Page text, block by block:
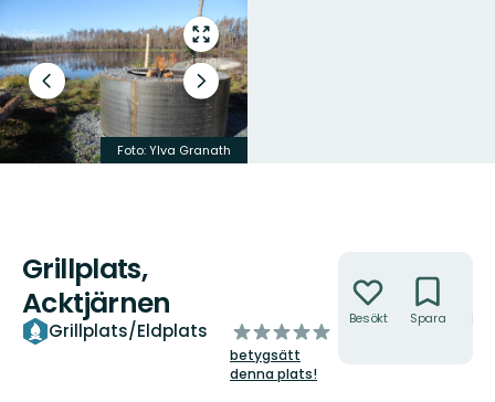
Gå
till
helskärmsläge
Föregående
bild
Nästa
bildspel
Foto: Ylva Granath
Grillplats,
Acktjärnen
Grillplats/Eldplats
av
5
stjärnor
betygsätt
denna plats!
Besökt Spara